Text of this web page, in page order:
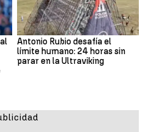
Antonio Rubio desafía el
límite humano: 24 horas sin
parar en la Ultraviking